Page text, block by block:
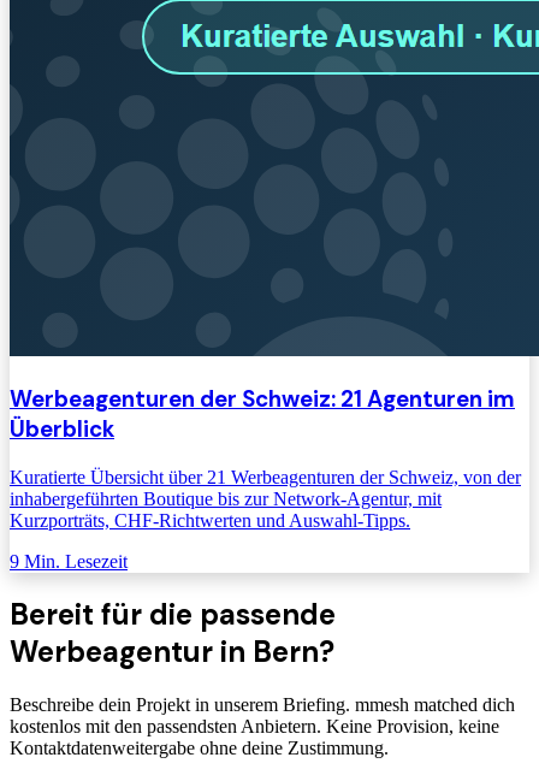
Werbeagenturen der Schweiz: 21 Agenturen im
Überblick
Kuratierte Übersicht über 21 Werbeagenturen der Schweiz, von der
inhabergeführten Boutique bis zur Network-Agentur, mit
Kurzporträts, CHF-Richtwerten und Auswahl-Tipps.
9 Min. Lesezeit
Bereit für die passende
Werbeagentur in Bern?
Beschreibe dein Projekt in unserem Briefing. mmesh matched dich
kostenlos mit den passendsten Anbietern. Keine Provision, keine
Kontaktdatenweitergabe ohne deine Zustimmung.